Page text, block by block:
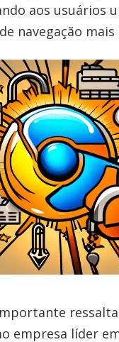
aos usuários
navegação
empresa líder